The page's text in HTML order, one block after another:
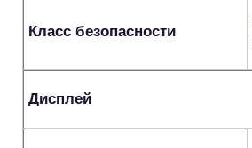
Класс безопасности
Дисплей